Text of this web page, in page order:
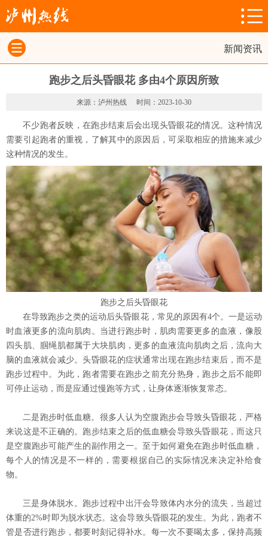
新闻资讯
跑步之后头昏眼花 多由4个原因所致
来源：泸州热线 时间：2023-10-30
不少跑者反映，在跑步结束后会出现头昏眼花的情况。这种情况
需要引起跑者的重视，了解其中的原因后，可采取相应的措施来减少
这种情况的发生。
跑步之后头昏眼花
在导致跑步之类的运动后头昏眼花，常见的原因有4个。一是运动
时血液更多的流向肌肉。当进行跑步时，肌肉需要更多的血液，像股
四头肌、腘绳肌都属于大块肌肉，更多的血液流向肌肉之后，流向大
脑的血液就会减少。头昏眼花的症状通常出现在跑步结束后，而不是
跑步过程中。为此，跑者需要在跑步之前充分热身，跑步之后不能即
可停止运动，而是应通过慢跑等方式，让身体逐渐恢复常态。
二是跑步时低血糖。很多人认为空腹跑步会导致头昏眼花，严格
来说这是不正确的。跑步结束之后的低血糖会导致头昏眼花，而这只
是空腹跑步可能产生的副作用之一。至于如何避免在跑步时低血糖，
每个人的情况是不一样的，需要根据自己的实际情况来决定补给食
物。
三是身体脱水。跑步过程中出汗会导致体内水分的流失，当超过
体重的2%时即为脱水状态。这会导致头昏眼花的发生。为此，跑者不
管是否进行跑步，都要时刻记得补水。每一次不要喝太多，保持高频